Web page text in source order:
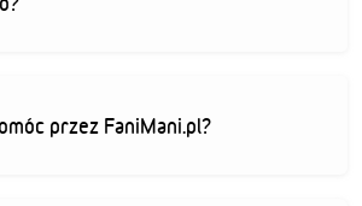
przez FaniMani.pl?